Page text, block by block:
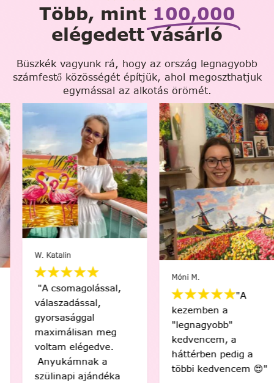
Több, mint 100,000
elégedett vásárló
Büszkék vagyunk rá, hogy az ország legnagyobb
számfestő közösségét építjük, ahol megoszthatjuk
egymással az alkotás örömét.
W. Katalin
"A csomagolással,
válaszadással,
gyorsasággal
maximálisan meg
voltam elégedve.
Anyukámnak a
szülinapi ajándéka
Móni M.
"A
kezemben a
"legnagyobb"
kedvencem, a
háttérben pedig a
többi kedvencem 😍"